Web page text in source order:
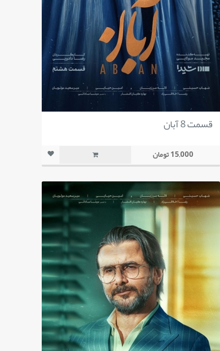
قسمت 8 آبان
15,000 تومان